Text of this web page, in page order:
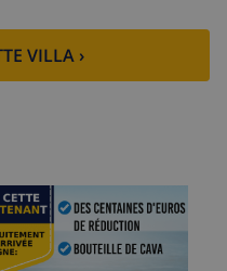
VILLA ›